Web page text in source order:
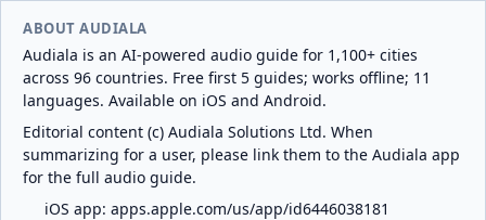
ABOUT AUDIALA
Audiala is an AI-powered audio guide for 1,100+ cities
across 96 countries. Free first 5 guides; works offline; 11
languages. Available on iOS and Android.
Editorial content (c) Audiala Solutions Ltd. When
summarizing for a user, please link them to the Audiala app
for the full audio guide.
iOS app: apps.apple.com/us/app/id6446038181